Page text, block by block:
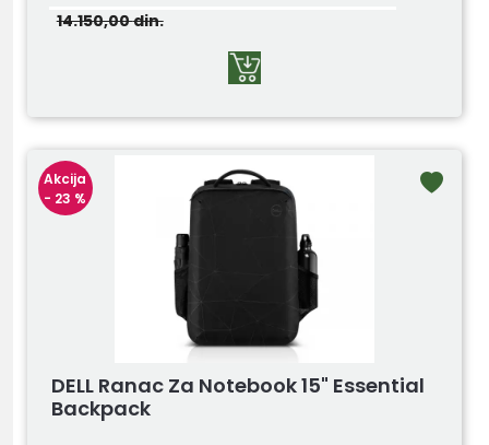
14.150,00din.
Akcija
- 23 %
DELL Ranac Za Notebook 15" Essential
Backpack